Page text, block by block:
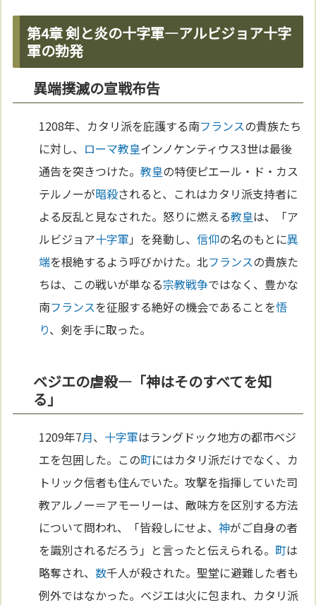
第4章 剣と炎の十字軍—アルビジョア十字
軍の勃発
異端撲滅の宣戦布告
1208年、カタリ派を庇護する南フランスの貴族たち
に対し、 ローマ教皇インノケンティウス3世は最後
通告を突きつけた。教皇の特使ピエール・ド・カス
テルノーが暗殺されると、これはカタリ派支持者に
よる反乱と見なされた。怒りに燃える教皇は、「ア
ルビジョア十字軍 」を発動し、信仰の名のもとに異
端を根絶するよう呼びかけた。北フランスの貴族た
ちは、この戦いが単なる宗教戦争ではなく、豊かな
南フランスを征服する絶好の機会であることを悟
り、剣を手に取った。
ベジエの虐殺—「神はそのすべてを知
る」
1209年7月、 十字軍はラングドック地方の都市ベジ
エを包囲した。この町にはカタリ派だけでなく、カ
トリック信者も住んでいた。攻撃を指揮していた司
教アルノー＝アモーリーは、敵味方を区別する方法
について問われ、「皆殺しにせよ、神がご自身の者
を識別されるだろう」と言ったと伝えられる。 町は
略奪され、数千人が殺された。聖堂に避難した者も
例外ではなかった。ベジエは火に包まれ、カタリ派